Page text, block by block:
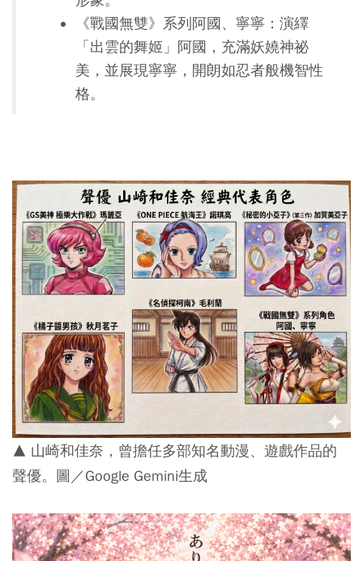
《戰國無雙》系列阿國、寧寧：演繹
「出雲的舞姬」阿國，充滿妖嬈神祕
美，並展現寧寧，開朗如忍者般機智性
格。
▲ 山崎和佳奈，曾擔任多部知名動漫、遊戲作品的
聲優。圖／Google Gemini生成